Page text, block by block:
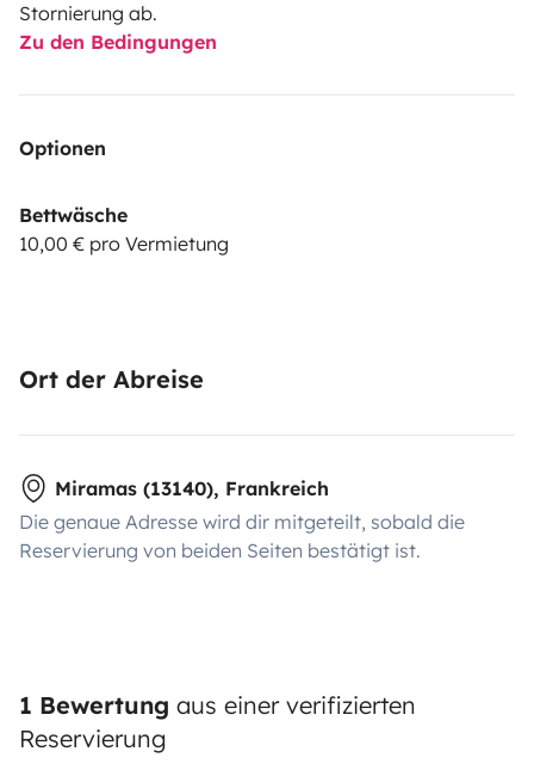
Stornierung ab.
Zu den Bedingungen
Optionen
Bettwäsche
10,00 € pro Vermietung
Ort der Abreise
Miramas (13140), Frankreich
Die genaue Adresse wird dir mitgeteilt, sobald die
Reservierung von beiden Seiten bestätigt ist.
1 Bewertung aus einer verifizierten
Reservierung